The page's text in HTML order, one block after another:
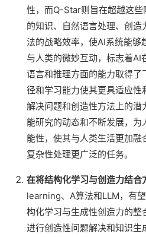
性，而Q-Star则旨在超越这
的知识、自然语言处理、创
法的战略效率，使AI系统能够
与人类的微妙互动，标志着AI
语言和推理方面的能力取得
径和学习能力使其更具适应性
解决问题和创造性方法上的潜
能研究的动态和不断发展，
能性，使其与人类生活更加
复杂性处理更广泛的任务。
在将结构化学习与创造力结合
learning、A算法和LLM，有
构化学习与生成性创造力的整
进行创造性问题解决和知识生